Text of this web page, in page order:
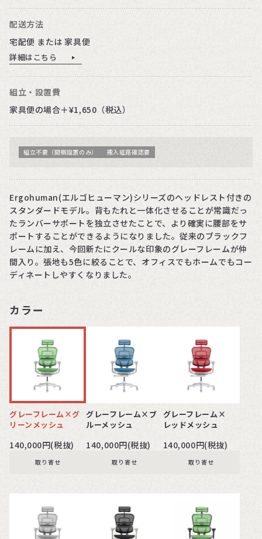
配送方法
宅配便 または 家具便
詳細はこちら
組立・設置費
家具便の場合＋¥1,650（税込）
組立不要（開梱設置のみ） 搬入経路確認要
Ergohuman(エルゴヒューマン)シリーズのヘッドレスト付きの
スタンダードモデル。背もたれと一体化させることが常識だっ
たランバーサポートを独立させたことで、より確実に腰部をサ
ポートすることができるようになりました。従来のブラックフ
レームに加え、今回新たにクールな印象のグレーフレームが仲
間入り。張地も5色に絞ることで、オフィスでもホームでもコー
ディネートしやすくなりました。
カラー
グレーフレーム×グ
リーンメッシュ
140,000円(税抜)
取り寄せ
グレーフレーム×ブ
ルーメッシュ
140,000円(税抜)
取り寄せ
グレーフレーム×
レッドメッシュ
140,000円(税抜)
取り寄せ